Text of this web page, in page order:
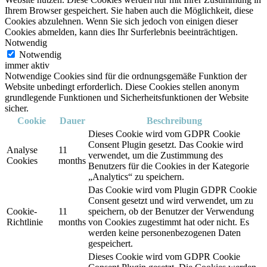
Ihrem Browser gespeichert. Sie haben auch die Möglichkeit, diese
Cookies abzulehnen. Wenn Sie sich jedoch von einigen dieser
Cookies abmelden, kann dies Ihr Surferlebnis beeinträchtigen.
Notwendig
Notwendig
immer aktiv
Notwendige Cookies sind für die ordnungsgemäße Funktion der
Website unbedingt erforderlich. Diese Cookies stellen anonym
grundlegende Funktionen und Sicherheitsfunktionen der Website
sicher.
Cookie
Dauer Beschreibung
Analyse
Cookies
11
months
Dieses Cookie wird vom GDPR Cookie
Consent Plugin gesetzt. Das Cookie wird
verwendet, um die Zustimmung des
Benutzers für die Cookies in der Kategorie
„Analytics“ zu speichern.
Cookie-
Richtlinie
11
months
Das Cookie wird vom Plugin GDPR Cookie
Consent gesetzt und wird verwendet, um zu
speichern, ob der Benutzer der Verwendung
von Cookies zugestimmt hat oder nicht. Es
werden keine personenbezogenen Daten
gespeichert.
Dieses Cookie wird vom GDPR Cookie